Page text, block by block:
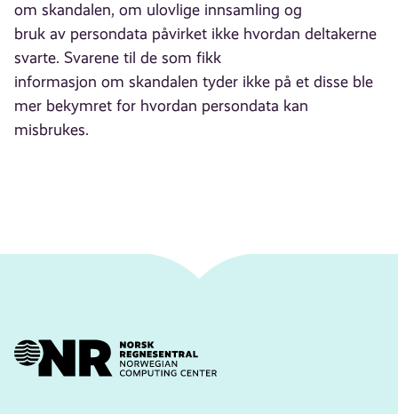
om skandalen, om ulovlige innsamling og
bruk av persondata påvirket ikke hvordan deltakerne
svarte. Svarene til de som fikk
informasjon om skandalen tyder ikke på et disse ble
mer bekymret for hvordan persondata kan
misbrukes.